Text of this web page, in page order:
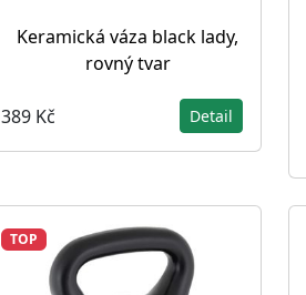
Keramická váza black lady,
rovný tvar
389 Kč Detail
TOP